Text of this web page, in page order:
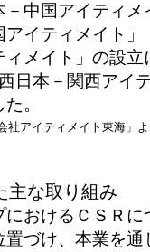
－中国アイティ
イティメイト」
ィメイト」の設
日本－関西アイ
。
社アイティメイト東海」
主な取り組み
おけるＣＳＲに
づけ、本業を通